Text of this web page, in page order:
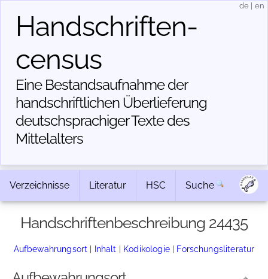
Handschriften­
census
Eine Bestandsaufnahme der
handschriftlichen Über­lieferung
deutschsprachiger Texte des
Mittelalters
de en
Verzeichnisse Literatur HSC Suche
Handschriftenbeschreibung 24435
Aufbewahrungsort | Inhalt | Kodikologie| Forschungsliteratur